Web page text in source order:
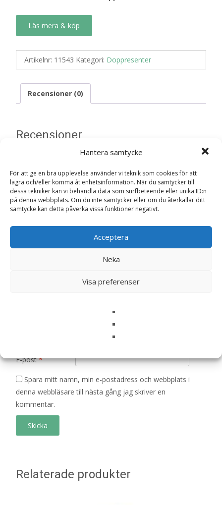
Hantera samtycke
För att ge en bra upplevelse använder vi teknik som cookies för att
lagra och/eller komma åt enhetsinformation. När du samtycker till
dessa tekniker kan vi behandla data som surfbeteende eller unika ID:n
på denna webbplats. Om du inte samtycker eller om du återkallar ditt
samtycke kan detta påverka vissa funktioner negativt.
Acceptera
Neka
Visa preferenser
Läs mera & köp
Artikelnr: 11543 Kategori: Doppresenter
Recensioner (0)
Recensioner
Bli först med att recensera ”Bultbräda
Rosa – Micki Doppresent”
Din e-postadress kommer inte publiceras. Obligatoriska fält
E-post*
Spara mitt namn, min e-postadress och webbplats i
denna webbläsare till nästa gång jag skriver en
kommentar.
Relaterade produkter